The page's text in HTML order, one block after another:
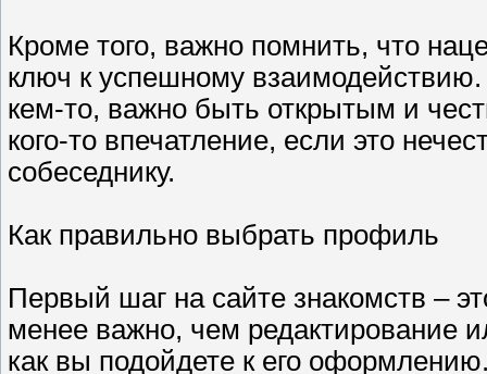
Кроме того, важно помнить, что
ключ к успешному взаимодействию.
кем-то, важно быть открытым и
кого-то впечатление, если это
собеседнику.
Как правильно выбрать профиль
Первый шаг на сайте знакомств –
менее важно, чем редактирование
как вы подойдете к его